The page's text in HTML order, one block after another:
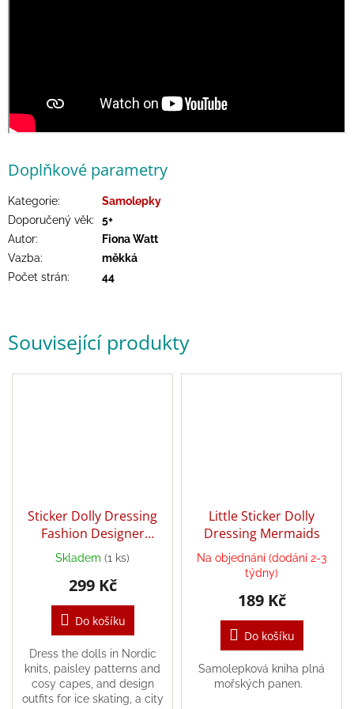
Související produkty
Sticker Dolly Dressing
Fashion Designer
Autumn and Winter
Collection
Skladem (1 ks)
299 Kč
Do košíku
Dress the dolls in Nordic
knits, paisley patterns and
cosy capes, and design
outfits for ice skating, a city
Little Sticker Dolly
Dressing Mermaids
Na objednání (dodání 2-3
týdny)
189 Kč
Do košíku
Samolepková kniha plná
mořských panen.
Doplňkové parametry
Kategorie:
Samolepky
Doporučený věk:
5+
Autor:
Fiona Watt
Vazba:
měkká
Počet strán: 44